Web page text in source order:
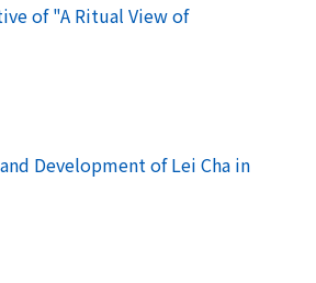
of "A Ritual View of
Development of Lei Cha in